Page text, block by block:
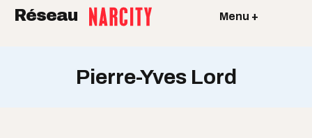
Réseau Menu +
Pierre-Yves Lord